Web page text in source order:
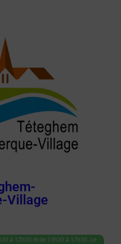
Village
à 12h30 et de 13h30 à 17h30. Le